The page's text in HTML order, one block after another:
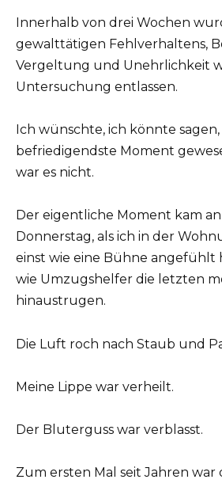
Innerhalb von drei Wochen
gewalttätigen Fehlverhaltens,
Vergeltung und Unehrlichkeit
Untersuchung entlassen.
Ich wünschte, ich könnte sagen,
befriedigendste Moment
war es nicht.
Der eigentliche Moment kam
Donnerstag, als ich in der
einst wie eine Bühne angefühlt
wie Umzugshelfer die letzten
hinaustrugen.
Die Luft roch nach Staub und
Meine Lippe war verheilt.
Der Bluterguss war verblasst.
Zum ersten Mal seit Jahren war